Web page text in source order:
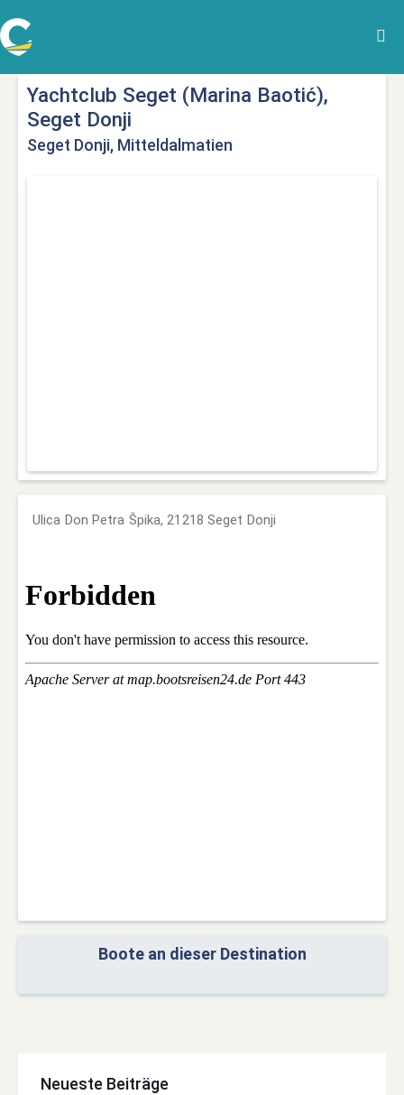
Yachtclub Seget (Marina Baotić),
Seget Donji
Seget Donji, Mitteldalmatien
Ulica Don Petra Špika, 21218 Seget Donji
Boote an dieser Destination
Neueste Beiträge